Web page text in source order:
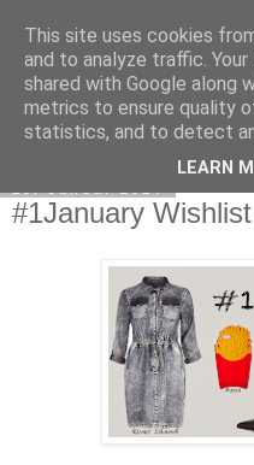
#1January Wishlist
This site uses cookies
and to analyze traffic.
shared with Google along
metrics to ensure quality
statistics, and to detect
LEARN